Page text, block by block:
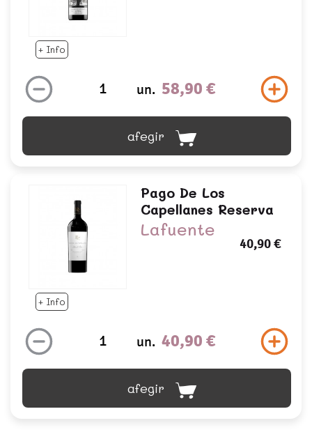
+ Info
un. 58,90 €
afegir
+ Info
Pago De Los
Capellanes Reserva
Lafuente
40,90 €
un. 40,90 €
afegir